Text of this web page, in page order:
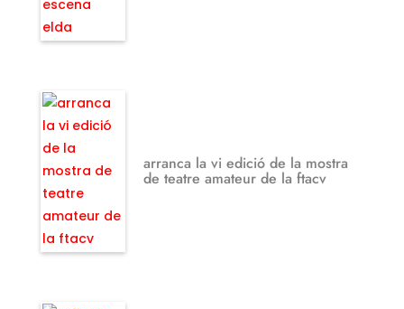
arranca la vi edició de la mostra
de teatre amateur de la ftacv